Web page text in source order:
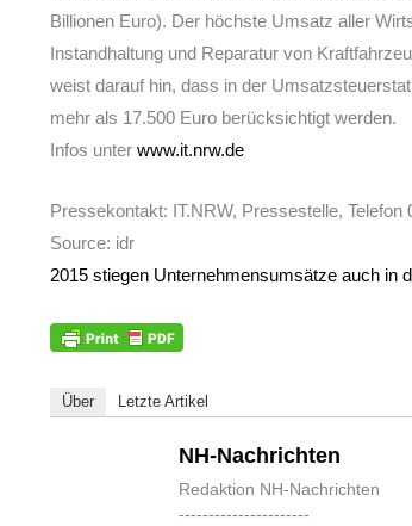
Billionen Euro). Der höchste Umsatz aller
Instandhaltung und Reparatur von
weist darauf hin, dass in der
mehr als 17.500 Euro berücksichtigt werden.
Infos unterwww.it.nrw.de
Pressekontakt: IT.NRW, Pressestelle, Telefon
Source: idr
2015 stiegen Unternehmensumsätze auch in
Über Letzte Artikel
NH-Nachrichten
Redaktion NH-Nachrichten
----------------------